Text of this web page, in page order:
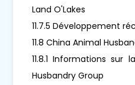
Land O'Lakes
11.7.5 Développement
11.8 China Animal
11.8.1 Informations sur
Husbandry Group